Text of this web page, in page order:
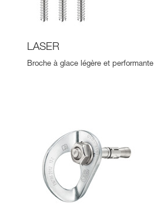
LASER
Broche à glace légère et performante